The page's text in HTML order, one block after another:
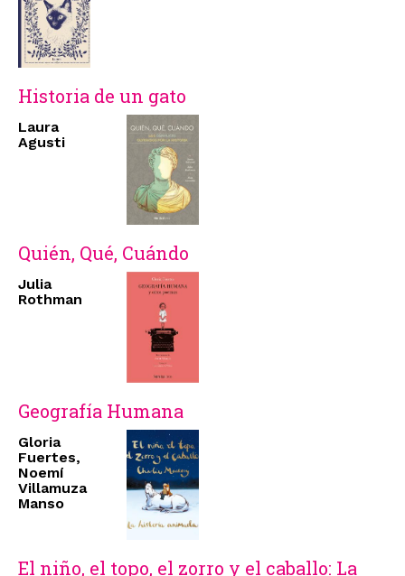
Historia de un gato
Laura
Agusti
Quién, Qué, Cuándo
Julia
Rothman
Geografía Humana
Gloria
Fuertes,
Noemí
Villamuza
Manso
El niño, el topo, el zorro y el caballo: La